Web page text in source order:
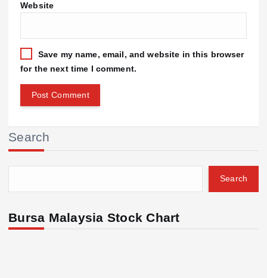
Website
Save my name, email, and website in this browser
for the next time I comment.
Search
Search
Bursa Malaysia Stock Chart